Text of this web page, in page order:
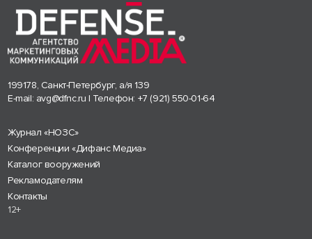
199178, Санкт-Петербург, а/я 139
E-mail: avg@dfnc.ru | Телефон: +7 (921) 550-01-64
Журнал «НОЗС»
Конференции «Дифанс Медиа»
Каталог вооружений
Рекламодателям
Контакты
12+